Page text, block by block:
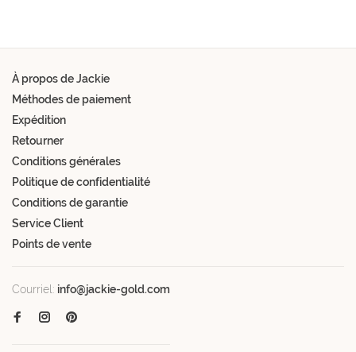
À propos de Jackie
Méthodes de paiement
Expédition
Retourner
Conditions générales
Politique de confidentialité
Conditions de garantie
Service Client
Points de vente
Courriel: info@jackie-gold.com